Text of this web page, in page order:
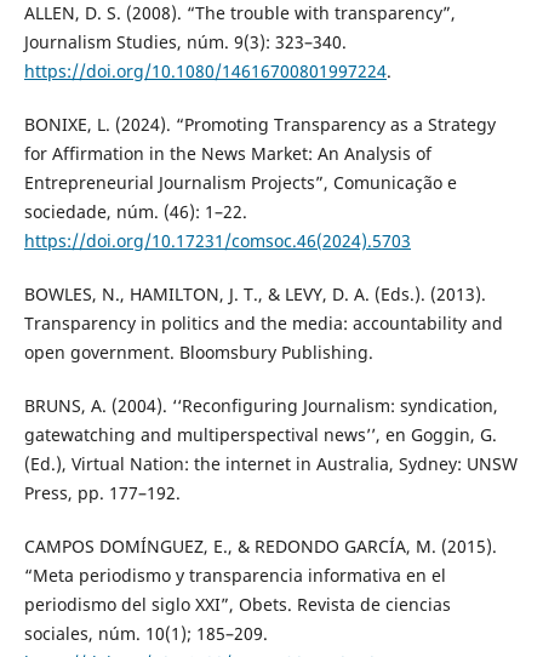
ALLEN, D. S. (2008). “The trouble with transparency”,
Journalism Studies, núm. 9(3): 323–340.
https://doi.org/10.1080/14616700801997224.
BONIXE, L. (2024). “Promoting Transparency as a Strategy
for Affirmation in the News Market: An Analysis of
Entrepreneurial Journalism Projects”, Comunicação e
sociedade, núm. (46): 1–22.
https://doi.org/10.17231/comsoc.46(2024).5703
BOWLES, N., HAMILTON, J. T., & LEVY, D. A. (Eds.). (2013).
Transparency in politics and the media: accountability and
open government. Bloomsbury Publishing.
BRUNS, A. (2004). ‘‘Reconfiguring Journalism: syndication,
gatewatching and multiperspectival news’’, en Goggin, G.
(Ed.), Virtual Nation: the internet in Australia, Sydney: UNSW
Press, pp. 177–192.
CAMPOS DOMÍNGUEZ, E., & REDONDO GARCÍA, M. (2015).
“Meta periodismo y transparencia informativa en el
periodismo del siglo XXI”, Obets. Revista de ciencias
sociales, núm. 10(1); 185–209.